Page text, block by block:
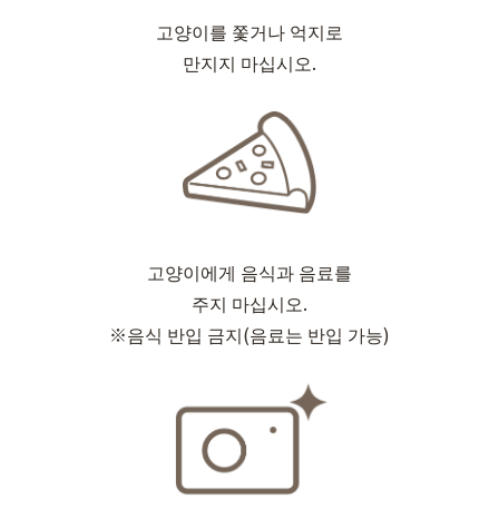
고양이를 쫓거나 억지로
만지지 마십시오.
고양이에게 음식과 음료를
주지 마십시오.
※음식 반입 금지(음료는 반입 가능)